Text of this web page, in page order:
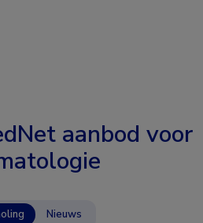
aanbod voor
Nieuws